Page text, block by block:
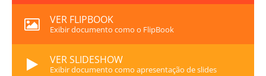
VER FLIPBOOK
Exibir documento como o FlipBook
VER SLIDESHOW
Exibir documento como apresentação de slides